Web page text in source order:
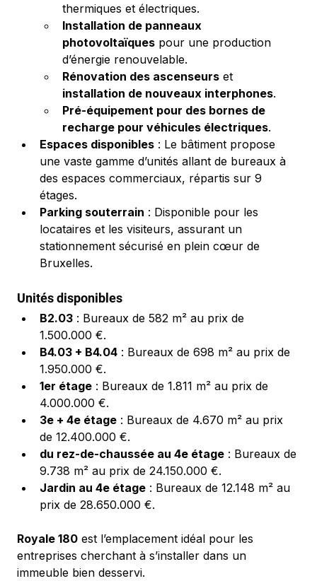
thermiques et électriques.
Installation de panneaux
photovoltaïques pour une production
d’énergie renouvelable.
Rénovation des ascenseurs et
installation de nouveaux interphones.
Pré-équipement pour des bornes de
recharge pour véhicules électriques.
Espaces disponibles : Le bâtiment propose
une vaste gamme d’unités allant de bureaux à
des espaces commerciaux, répartis sur 9
étages.
Parking souterrain : Disponible pour les
locataires et les visiteurs, assurant un
stationnement sécurisé en plein cœur de
Bruxelles.
Unités disponibles
B2.03 : Bureaux de 582 m² au prix de
1.500.000 €.
B4.03 + B4.04 : Bureaux de 698 m² au prix de
1.950.000 €.
1er étage : Bureaux de 1.811 m² au prix de
4.000.000 €.
3e + 4e étage : Bureaux de 4.670 m² au prix
de 12.400.000 €.
du rez-de-chaussée au 4e étage : Bureaux de
9.738 m² au prix de 24.150.000 €.
Jardin au 4e étage : Bureaux de 12.148 m² au
prix de 28.650.000 €.
Royale 180 est l’emplacement idéal pour les
entreprises cherchant à s’installer dans un
immeuble bien desservi.